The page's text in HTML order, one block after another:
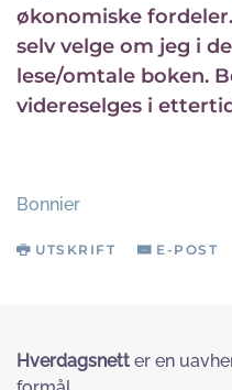
økonomiske
selv velge om jeg i
lese/omtale boken.
videreselges i
Bonnier
UTSKRIFT E-POST
Hverdagsnett er en